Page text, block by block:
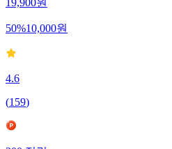
19,900원
50%10,000원
4.6
(159)